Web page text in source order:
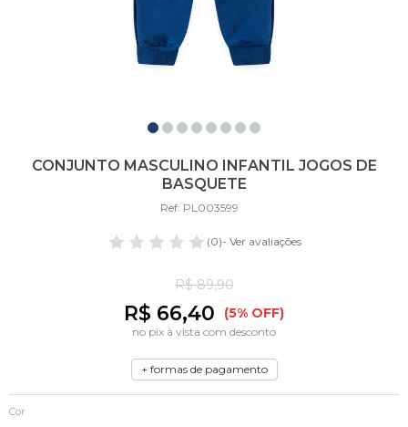
CONJUNTO MASCULINO INFANTIL JOGOS DE
BASQUETE
Ref: PL003599
(0)- Ver avaliações
R$ 89,90
R$ 66,40 (5% OFF)
no pix à vista com desconto
+ formas de pagamento
Cor